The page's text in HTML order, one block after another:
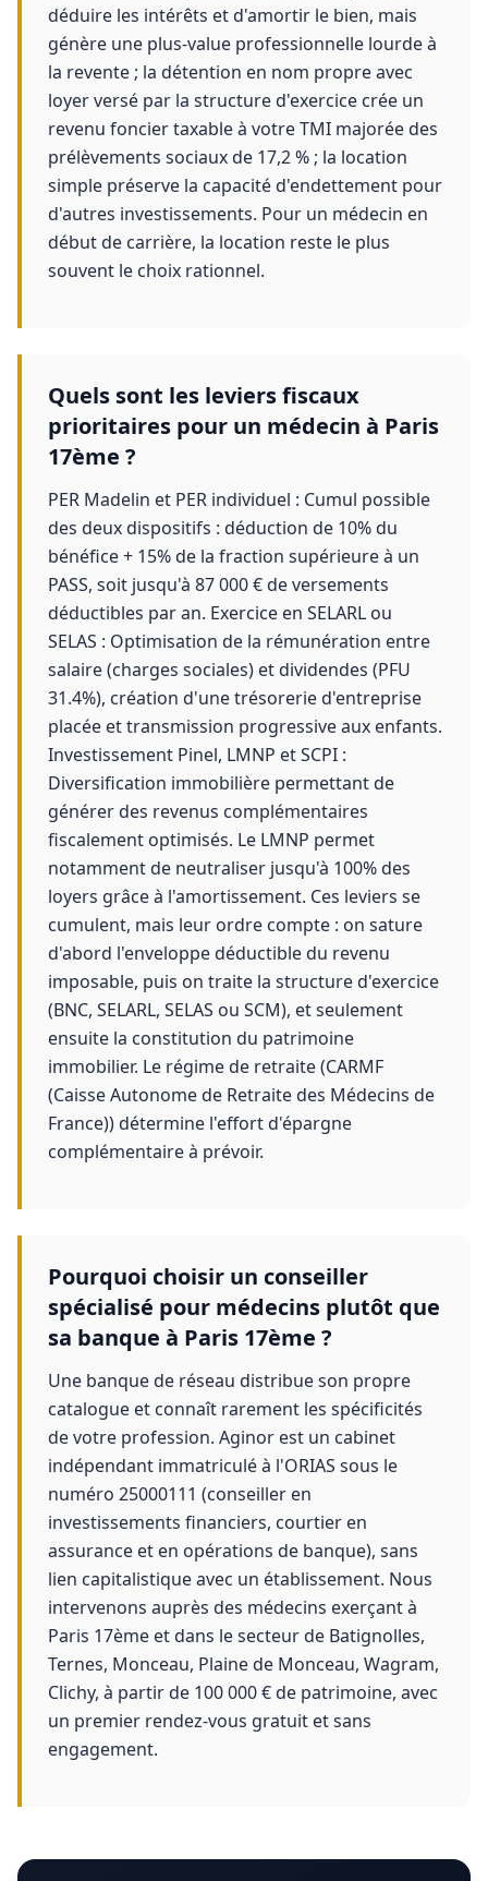
déduire les intérêts et d'amortir le bien, mais
génère une plus-value professionnelle lourde à
la revente ; la détention en nom propre avec
loyer versé par la structure d'exercice crée un
revenu foncier taxable à votre TMI majorée des
prélèvements sociaux de 17,2 % ; la location
simple préserve la capacité d'endettement pour
d'autres investissements. Pour un médecin en
début de carrière, la location reste le plus
souvent le choix rationnel.
Quels sont les leviers fiscaux
prioritaires pour un médecin à Paris
17ème ?
PER Madelin et PER individuel : Cumul possible
des deux dispositifs : déduction de 10% du
bénéfice + 15% de la fraction supérieure à un
PASS, soit jusqu'à 87 000 € de versements
déductibles par an. Exercice en SELARL ou
SELAS : Optimisation de la rémunération entre
salaire (charges sociales) et dividendes (PFU
31.4%), création d'une trésorerie d'entreprise
placée et transmission progressive aux enfants.
Investissement Pinel, LMNP et SCPI :
Diversification immobilière permettant de
générer des revenus complémentaires
fiscalement optimisés. Le LMNP permet
notamment de neutraliser jusqu'à 100% des
loyers grâce à l'amortissement. Ces leviers se
cumulent, mais leur ordre compte : on sature
d'abord l'enveloppe déductible du revenu
imposable, puis on traite la structure d'exercice
(BNC, SELARL, SELAS ou SCM), et seulement
ensuite la constitution du patrimoine
immobilier. Le régime de retraite (CARMF
(Caisse Autonome de Retraite des Médecins de
France)) détermine l'effort d'épargne
complémentaire à prévoir.
Pourquoi choisir un conseiller
spécialisé pour médecins plutôt que
sa banque à Paris 17ème ?
Une banque de réseau distribue son propre
catalogue et connaît rarement les spécificités
de votre profession. Aginor est un cabinet
indépendant immatriculé à l'ORIAS sous le
numéro 25000111 (conseiller en
investissements financiers, courtier en
assurance et en opérations de banque), sans
lien capitalistique avec un établissement. Nous
intervenons auprès des médecins exerçant à
Paris 17ème et dans le secteur de Batignolles,
Ternes, Monceau, Plaine de Monceau, Wagram,
Clichy, à partir de 100 000 € de patrimoine, avec
un premier rendez-vous gratuit et sans
engagement.